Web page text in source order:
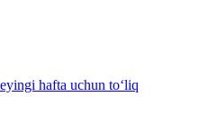
hafta uchun to‘liq